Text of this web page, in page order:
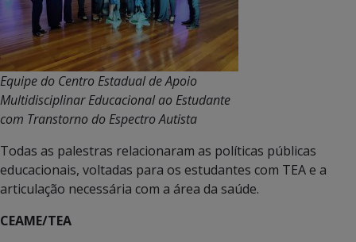
Equipe do Centro Estadual de Apoio
Multidisciplinar Educacional ao Estudante
com Transtorno do Espectro Autista
Todas as palestras relacionaram as políticas públicas
educacionais, voltadas para os estudantes com TEA e a
articulação necessária com a área da saúde.
CEAME/TEA